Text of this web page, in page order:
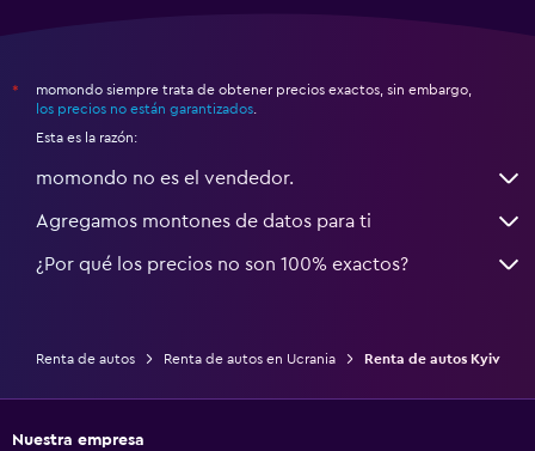
*
momondo siempre trata de obtener precios exactos, sin embargo,
los precios no están garantizados.
Esta es la razón:
momondo no es el vendedor.
Agregamos montones de datos para ti
¿Por qué los precios no son 100% exactos?
Renta de autos Renta de autos en Ucrania Renta de autos Kyiv
Nuestra empresa